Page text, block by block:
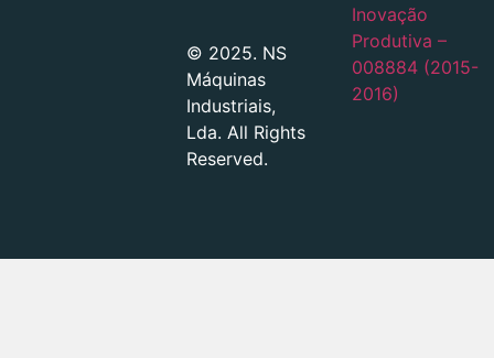
© 2025. NS
Máquinas
Industriais,
Lda. All Rights
Reserved.
Inovação
Produtiva –
008884 (2015-
2016)